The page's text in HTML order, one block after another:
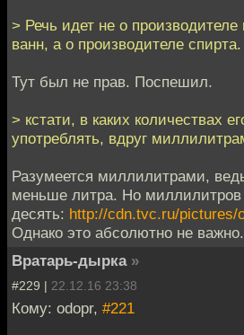
> Речь идет не о производителе
ванн, а о производителе спирта.
Тут был не прав. Поспешил.
> кстати, в каких количествах
употреблять, вдруг
Разумеется миллилитрами,
меньше литра. Но
десять: http://cdn.tvc.ru/pictures/
Однако это абсолютно не
Вратарь-дырка »
#229 | 22.12.16 23:38
Кому: odopr, #221